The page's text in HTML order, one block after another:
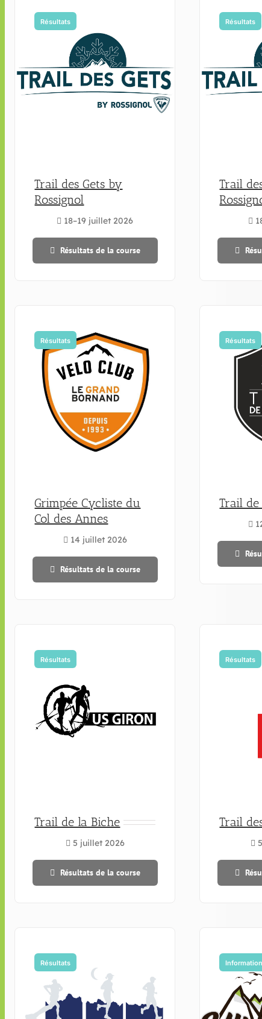
Résultats
Trail des Gets by
Rossignol
18–19 juillet 2026
Résultats de la course
Résultats
Trail
Résultats
Grimpée Cycliste du
Col des Annes
14 juillet 2026
Résultats de la course
Résultats
Trail de
Résultats
Trail de la Biche
5 juillet 2026
Résultats de la course
Résultats
Trail
Résultats